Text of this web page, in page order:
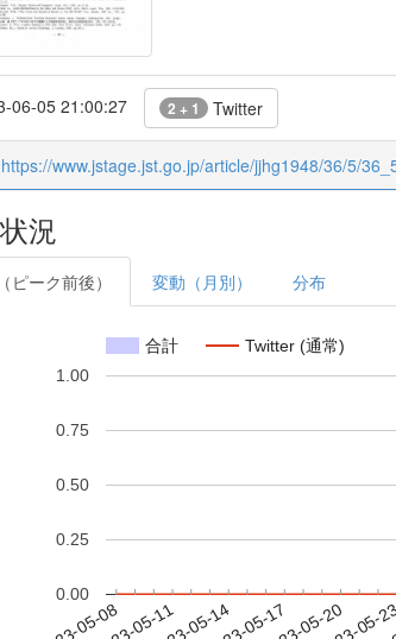
06-05 21:00:27 2 + 1 Twitter
https://www.jstage.jst.go.jp/article/jjhg1948/36/5/
況
ピーク前後） 変動（月別） 分布
合計 Twitter (通常)
0.00
0.25
0.50
0.75
1.00